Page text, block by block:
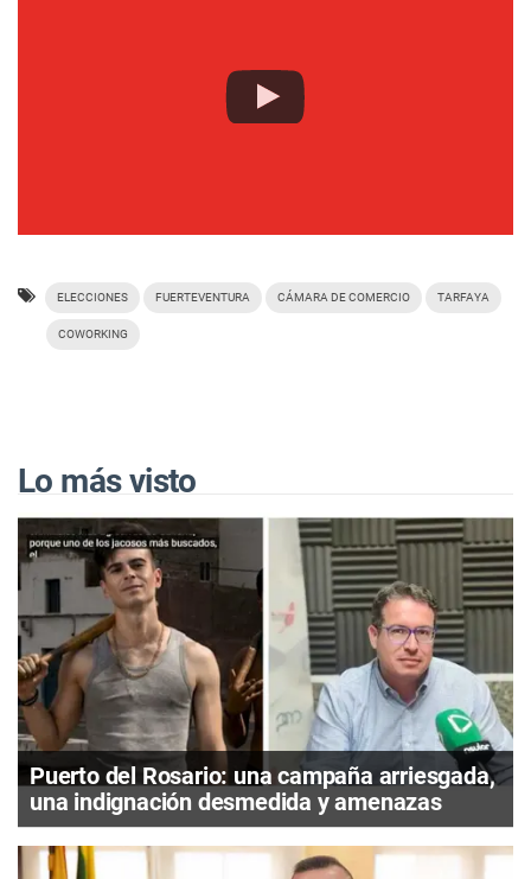
ELECCIONES FUERTEVENTURA CÁMARA DE COMERCIO TARFAYA
COWORKING
Lo más visto
Puerto del Rosario: una campaña arriesgada,
una indignación desmedida y amenazas